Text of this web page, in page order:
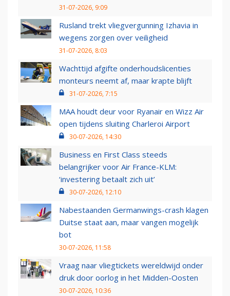
31-07-2026, 9:09
Rusland trekt vliegvergunning Izhavia in
wegens zorgen over veiligheid
31-07-2026, 8:03
Wachttijd afgifte onderhoudslicenties
monteurs neemt af, maar krapte blijft
31-07-2026, 7:15
MAA houdt deur voor Ryanair en Wizz Air
open tijdens sluiting Charleroi Airport
30-07-2026, 14:30
Business en First Class steeds
belangrijker voor Air France-KLM:
‘investering betaalt zich uit’
30-07-2026, 12:10
Nabestaanden Germanwings-crash klagen
Duitse staat aan, maar vangen mogelijk
bot
30-07-2026, 11:58
Vraag naar vliegtickets wereldwijd onder
druk door oorlog in het Midden-Oosten
30-07-2026, 10:36